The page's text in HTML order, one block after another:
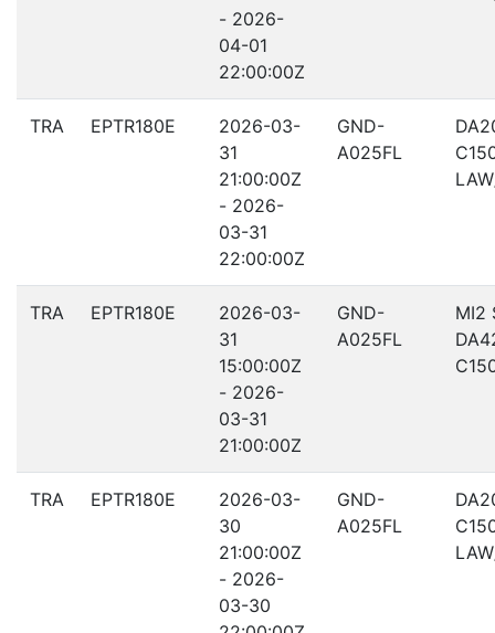
- 2026-
04-01
22:00:00Z
TRA EPTR180E
2026-03-
31
21:00:00Z
- 2026-
03-31
22:00:00Z
GND-
A025FL
TRA EPTR180E
2026-03-
31
15:00:00Z
- 2026-
03-31
21:00:00Z
GND-
A025FL
MI2
TRA EPTR180E
2026-03-
30
21:00:00Z
- 2026-
03-30
GND-
A025FL